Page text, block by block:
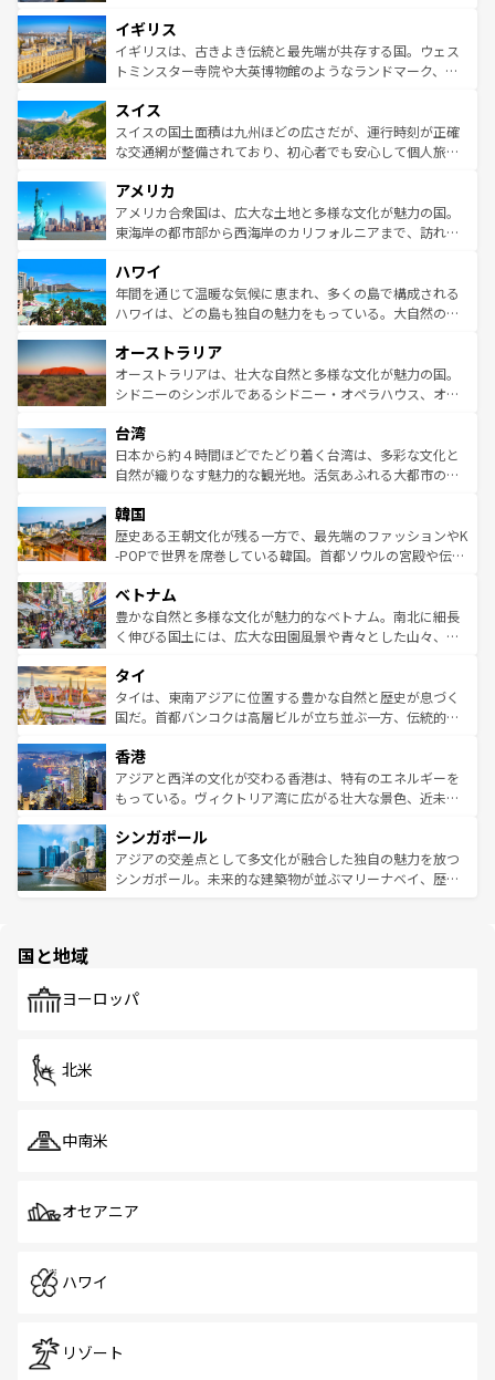
いる。シャンパンの発祥地であるランス、プロヴァンスの
香り高いラベンダー畑など、多彩な楽しみ方が可能だ。さ
らに、パリ以外の地域にも魅力が溢れており、どの街角に
れる地方に足を運ぶとそれぞれで全く異なる文化を体験で
きるだろう。 なお、新着のフランス情報はコンテンツ一覧
を参照してほしい。
顔を持つこの国は、どこを歩いても飽きることがない。ベ
ルリンの文化的活気、バイエルン州のアルプスの絶景、そ
してライン川沿いのワイン畑といった風景は必見。ビール
は、お酒好きな人にはぜひ体験してほしい。 なお、新着の
ドイツ情報はコンテンツ一覧を参照してほしい。
イギリス
イギリスは、古きよき伝統と最先端が共存する国。ウェス
トミンスター寺院や大英博物館のようなランドマーク、歴
リアごとに異なる魅力がある。また、優雅なアフタヌーン
ティー、ビール好きにはたまらない英国パブ、サッカー観
戦など、本場だからこそできる体験も豊富。イギリスを旅
ンツ一覧を参照してほしい。
スイス
スイスの国土面積は九州ほどの広さだが、運行時刻が正確
な交通網が整備されており、初心者でも安心して個人旅行
の建物がそのまま残る町や、スイスならではのユニークな
博物館もあり、アルプス観光だけでなく町歩きも満喫する
ことができる。国民の所得が高いため物価も高いが、旅行
ば市内交通費無料で観光を楽しむこともできる。 なお、新
着のスイス情報はコンテンツ一覧 を参照してほしい。
アメリカ
アメリカ合衆国は、広大な土地と多様な文化が魅力の国。
東海岸の都市部から西海岸のカリフォルニアまで、訪れる
のような巨大都市は、観光、ショッピング、エンターテイ
ンメントが詰まった刺激的なスポットだ。一方、アメリカ
西部には大自然が広がり、グランドキャニオンやイエロー
部のニューオーリンズでは、音楽と美食が融合した独特の
文化が魅力。旅行者はアメリカの各地域で異なる魅力を楽
しみながら、その多様性と豊かな歴史を感じることができ
ならではの贅沢な旅のスタイルだ。 なお、新着のアメリカ
情報はコンテンツ一覧を参照してほしい。
ハワイ
年間を通じて温暖な気候に恵まれ、多くの島で構成される
ハワイは、どの島も独自の魅力をもっている。大自然の神
ワイ島は見逃せない。また、定番の観光地といえばオアフ
島だが、静かな自然を求めるならマウイ島やカウアイ島が
おすすめ。エメラルドグリーンに輝く海をはじめ、豊かな
れるおもてなしの心で訪れる人々を迎えてくれるハワイの
人々、おいしいローカルフードやハワイアンミュージッ
ク、伝統的なフラダンスなど、すべてがハワイの魅力を彩
ワイを、存分に味わってほしい。 なお、新着のハワイ情報
はコンテンツ一覧を参照してほしい。
オーストラリア
オーストラリアは、壮大な自然と多様な文化が魅力の国。
シドニーのシンボルであるシドニー・オペラハウス、オー
リアリーフや大陸中央部にそびえるウルル（エアーズロッ
ク）、タスマニアの美しい原生林やケアンズの熱帯雨林な
ど、見どころがたくさん。また、カフェやワイン、オージ
いる。アクティビティも充実しており、サーフィンやダイ
ビング、ハイキングなど、アウトドア好きにはたまらな
い。オーストラリアの多彩な魅力を存分に味わいつくそ
参照してほしい。
台湾
日本から約４時間ほどでたどり着く台湾は、多彩な文化と
自然が織りなす魅力的な観光地。活気あふれる大都市の台
ン）、静ひつな山岳地帯である台湾東部など、都市の喧騒
と山間の静けさが共存しており、訪れる人に新しい発見と
驚きをもたらしてくれる。また、奥深い台湾の食文化も魅
容にもいいと評判のスイーツなど、バラエティ豊かな料理
が味わえる。 なお、新着の台湾情報は コンテンツ一覧を参
照してほしい。
韓国
歴史ある王朝文化が残る一方で、最先端のファッションやK
-POPで世界を席巻している韓国。首都ソウルの宮殿や伝統
き、地方に足を延ばせば四季折々の自然美を楽しむことが
できる。そして、キムチや焼肉、絶品のストリートフード
まで、さまざまな韓国料理が待っている。夜には、韓国な
リティに包まれながら、韓国の多彩な魅力を心ゆくまで味
わってみてほしい。 なお、新着の韓国情報はコンテンツ一
覧を参照してほしい。
ベトナム
豊かな自然と多様な文化が魅力的なベトナム。南北に細長
く伸びる国土には、広大な田園風景や青々とした山々、世
急速な発展と共に伝統が息づく。ハノイの古い町並みやホ
ーチミン市のフランス統治時代の建物も、独特の雰囲気を
醸し出している。また、バラエティの豊かさとおいしさで
とつ。フォーやバインミー、ベトナムコーヒーなどは、ぜ
ひ現地で味わいたい。どの地域を訪れてもあたたかい人々
が旅行者を迎えてくれるので、きっと忘れられない旅にな
参照してほしい。
タイ
タイは、東南アジアに位置する豊かな自然と歴史が息づく
国だ。首都バンコクは高層ビルが立ち並ぶ一方、伝統的な
の活気が交差している。北部ではチェンマイなどの山岳地
帯で自然と触れ合い、南部ではプーケットやクラビの美し
いビーチでリゾート気分を楽しむことができる。タイ料理
激する。気候は一年中温暖で、どの季節にも異なる楽しみ
が待っている。親しみやすいタイの人々、仏教を中心とし
た文化、そして多様な観光資源が、訪れる旅人を魅了し続
香港
アジアと西洋の文化が交わる香港は、特有のエネルギーを
もっている。ヴィクトリア湾に広がる壮大な景色、近未来
み、どこを訪れても感動するはず。観光スポットが密集し
ており、効率よく見どころを回れるのも魅力。息をのむよ
うな絶景から文化的な体験まで、香港を存分に楽しみ尽く
シンガポール
アジアの交差点として多文化が融合した独自の魅力を放つ
シンガポール。未来的な建築物が並ぶマリーナベイ、歴史
で、ホーカーズは地元の風情を楽しめる外せないスポット
国と地域
ヨーロッパ
北米
中南米
オセアニア
ハワイ
リゾート